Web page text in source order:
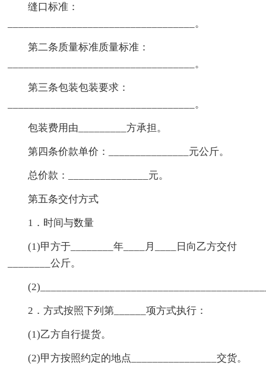
缝口标准：
___________________________________。
第二条质量标准质量标准：
___________________________________。
第三条包装包装要求：
___________________________________。
包装费用由_________方承担。
第四条价款单价：_______________元公斤。
总价款：_______________元。
第五条交付方式
1．时间与数量
(1)甲方于________年____月____日向乙方交付
________公斤。
2．方式按照下列第______项方式执行：
(1)乙方自行提货。
(2)甲方按照约定的地点________________交货。